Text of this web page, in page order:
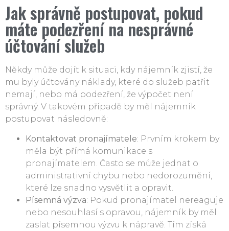
Jak správně postupovat, pokud
máte podezření na nesprávné
účtování služeb
Někdy může dojít k situaci, kdy nájemník zjistí, že
mu byly účtovány náklady, které do služeb patřit
nemají, nebo má podezření, že výpočet není
správný. V takovém případě by měl nájemník
postupovat následovně:
Kontaktovat pronajímatele: Prvním krokem by
měla být přímá komunikace s
pronajímatelem. Často se může jednat o
administrativní chybu nebo nedorozumění,
které lze snadno vysvětlit a opravit.
Písemná výzva: Pokud pronajímatel nereaguje
nebo nesouhlasí s opravou, nájemník by měl
zaslat písemnou výzvu k nápravě. Tím získá